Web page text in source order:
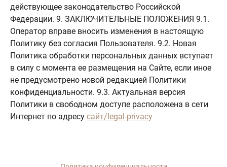
сайт/legal-privacy